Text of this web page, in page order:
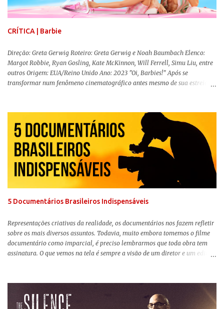
CRÍTICA | Barbie
Direção: Greta Gerwig Roteiro: Greta Gerwig e Noah Baumbach Elenco:
Margot Robbie, Ryan Gosling, Kate McKinnon, Will Ferrell, Simu Liu, entre
outros Origem: EUA/Reino Unido Ano: 2023 "Oi, Barbies!" Após se
transformar num fenômeno cinematográfico antes mesmo de sua estreia,
lançamento, posso afirmar que o longa, dirigido por Greta Gerwig (
Adoráveis Mulheres ) prometeu tudo e entregou mais ainda, se provando o
filme do ano até aqui. Repleto de criatividade, humor e sem medo de não se
levar a sério, a produção aborda temas complexos com críticas potentes. Já
conhecida por sua filmografia feminista, Gerwig traz uma reflexão de
como a Barbie se encaixa no mundo moderno, desenvolvendo a
importância e o impacto, positivo ou negativo, da boneca na vida das
pessoas. Isso tudo com um sentimento de nostalgia multigeracional. Na
5 Documentários Brasileiros Indispensáveis
Representações criativas da realidade, os documentários nos fazem refletir
sobre os mais diversos assuntos. Todavia, muito embora tomemos o filme
documentário como imparcial, é preciso lembrarmos que toda obra tem
assinatura. O que vemos na tela é sempre a visão de um diretor e um editor
sempre importante levarmos em conta quem assina e qual a função social
da obra. O cinema brasileiro é celeiro de grandes documentaristas, muitos
deles mundialmente reconhecidos. Pensando na variedade de estilos e